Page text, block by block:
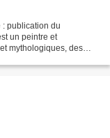
publication du
un peintre et
mythologiques, des